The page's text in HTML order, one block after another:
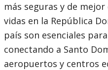
más seguras y de
vidas en la República
país son esenciales
conectando a Santo
aeropuertos y centros